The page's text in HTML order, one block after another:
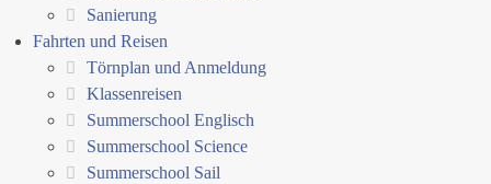
Sanierung
Fahrten und Reisen
Törnplan und Anmeldung
Klassenreisen
Summerschool Englisch
Summerschool Science
Summerschool Sail